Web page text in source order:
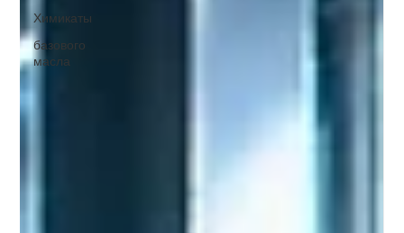
Химикаты
базового
масла